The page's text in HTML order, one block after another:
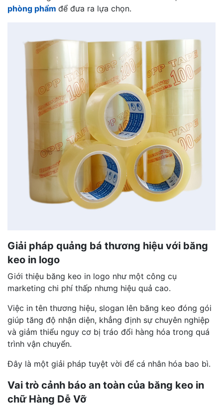
phòng phẩm để đưa ra lựa chọn.
Giải pháp quảng bá thương hiệu với băng
keo in logo
Giới thiệu băng keo in logo như một công cụ
marketing chi phí thấp nhưng hiệu quả cao.
Việc in tên thương hiệu, slogan lên băng keo đóng gói
giúp tăng độ nhận diện, khẳng định sự chuyên nghiệp
và giảm thiểu nguy cơ bị tráo đổi hàng hóa trong quá
trình vận chuyển.
Đây là một giải pháp tuyệt vời để cá nhân hóa bao bì.
Vai trò cảnh báo an toàn của băng keo in
chữ Hàng Dễ Vỡ